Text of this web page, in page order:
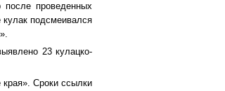
проведенных
подсмеивался
23 кулацко-
края». Сроки ссылки